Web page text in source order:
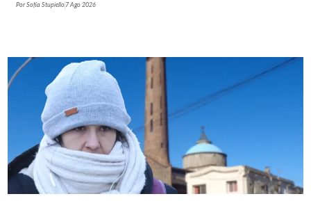
PorSofía Stupiello 7 Ago 2026